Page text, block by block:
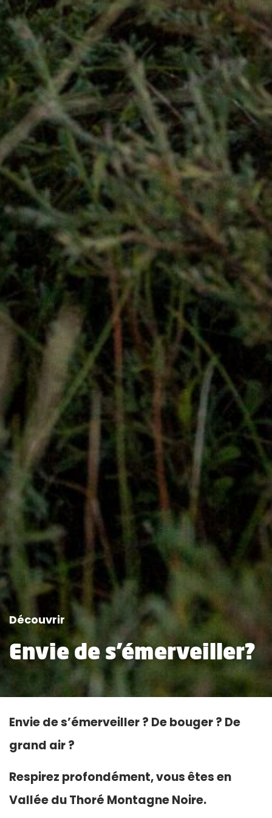
Découvrir
Envie de s'émerveiller?
Envie de s’émerveiller ? De bouger ? De
grand air ?
Respirez profondément, vous êtes en
Vallée du Thoré Montagne Noire.